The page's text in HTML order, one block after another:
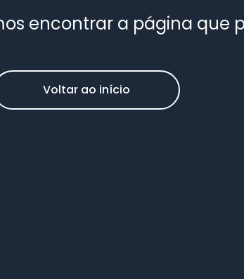
encontrar a página que
Voltar ao início